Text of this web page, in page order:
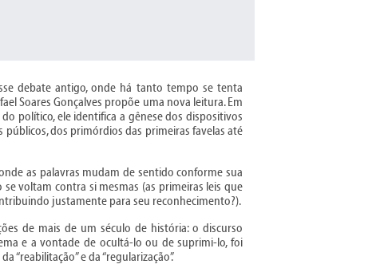
debate antigo, onde há tanto tempo se tenta
Soares Gonçalves propõe uma nova leitura. Em
político, ele identifica a gênese dos dispositivos
dos primórdios das primeiras favelas até
as palavras mudam de sentido conforme sua
voltam contra si mesmas (as primeiras leis que
justamente para seu reconhecimento?).
de mais de um século de história: o discurso
e a vontade de ocultá-lo ou de suprimi-lo, foi
e da “regularização”.